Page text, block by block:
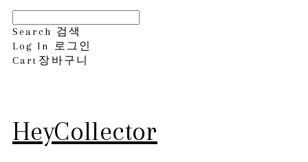
Search 검색
Log In
로그인
Cart 장바구니
HeyCollector